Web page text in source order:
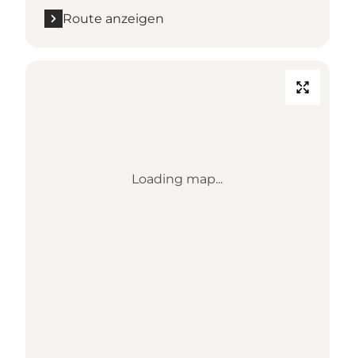
Route anzeigen
Loading map...